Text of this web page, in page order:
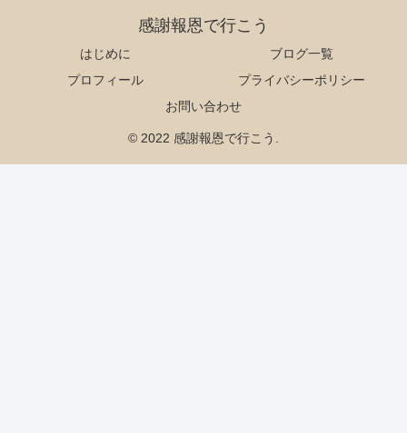
感謝報恩で行こう
はじめに
ブログ一覧
プロフィール
プライバシーポリシー
お問い合わせ
© 2022 感謝報恩で行こう.